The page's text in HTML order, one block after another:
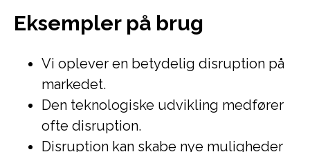
Eksempler på brug
Vi oplever en betydelig disruption på
markedet.
Den teknologiske udvikling medfører
ofte disruption.
Disruption kan skabe nye muligheder